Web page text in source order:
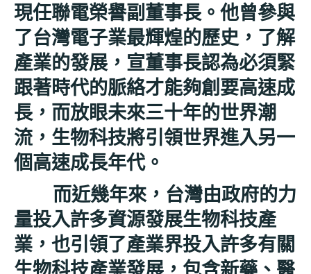
現任聯電榮譽副董事長。他曾參與
了台灣電子業最輝煌的歷史，了解
產業的發展，宣董事長認為必須緊
跟著時代的脈絡才能夠創要高速成
長，而放眼未來三十年的世界潮
流，生物科技將引領世界進入另一
個高速成長年代。
而近幾年來，台灣由政府的力
量投入許多資源發展生物科技產
業，也引領了產業界投入許多有關
生物科技產業發展，包含新藥、醫